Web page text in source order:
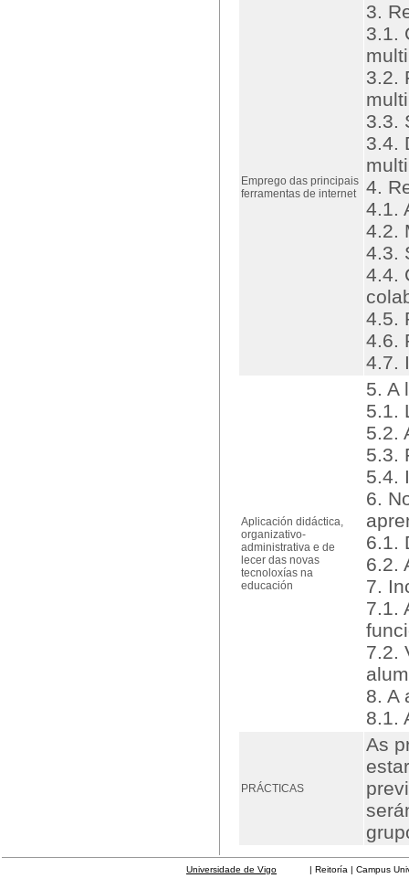
Emprego das principais
ferramentas de internet
3.
3.1.
3.2.
3.3.
3.4.
4.
4.1.
4.2.
4.3.
4.4.
4.5.
4.6.
4.7.
Aplicación didáctica,
organizativo-
administrativa e de
lecer das novas
tecnoloxías na
educación
5. A
5.1.
5.2.
5.3.
5.4.
6.
6.1.
6.2.
7.
7.1.
7.2.
8. A
8.1.
PRÁCTICAS
As
Universidade de Vigo | Reitoría | Campus